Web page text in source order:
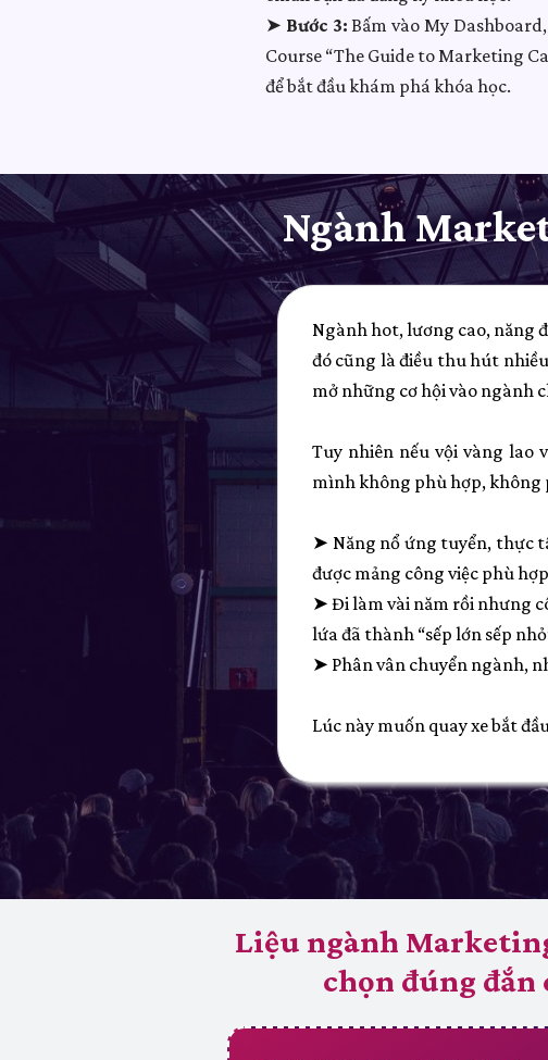
➤ Bước 3: Bấm vào My
Course “The Guide to Marketing
để bắt đầu khám phá khóa học.
Ngành
Ngành hot, lương cao, năng
đó cũng là điều thu hút
mở những cơ hội vào ngành
Tuy nhiên nếu vội vàng
mình không phù hợp, không
➤ Năng nổ ứng tuyển, thực
được mảng công việc phù
➤ Đi làm vài năm rồi nhưng
lứa đã thành “sếp lớn sếp
➤ Phân vân chuyển ngành,
Lúc này muốn quay xe bắt
Liệu ngành
chọn đúng đắn